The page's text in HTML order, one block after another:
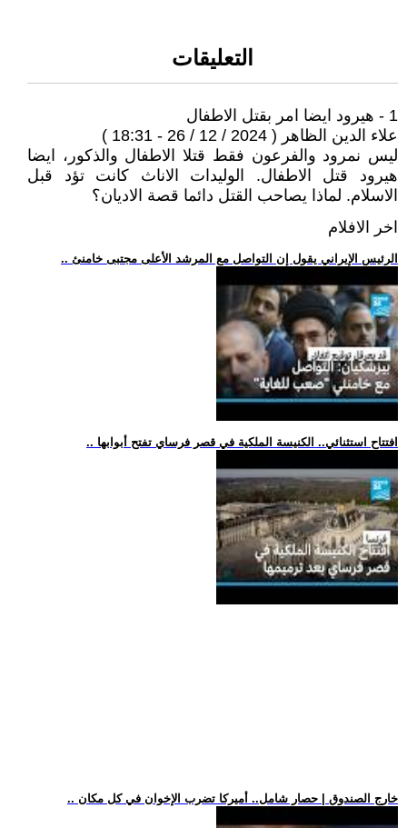
التعليقات
1 - هيرود ايضا امر بقتل الاطفال
علاء الدين الظاهر ( 2024 / 12 / 26 - 18:31 )
ليس نمرود والفرعون فقط قتلا الاطفال والذكور، ايضا
هيرود قتل الاطفال. الوليدات الاناث كانت تؤد قبل
الاسلام. لماذا يصاحب القتل دائما قصة الاديان؟
اخر الافلام
.. الرئيس الإيراني يقول إن التواصل مع المرشد الأعلى مجتبى خامنئ
.. افتتاح استثنائي.. الكنيسة الملكية في قصر فرساي تفتح أبوابها
.. خارج الصندوق | حصار شامل.. أميركا تضرب الإخوان في كل مكان